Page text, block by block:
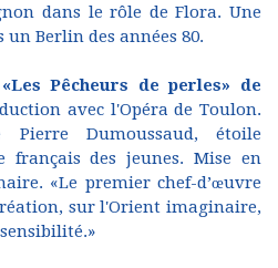
dans le rôle de Flora. Une
Berlin des années 80.
Pêcheurs de perles» de
avec l'Opéra de Toulon.
Pierre Dumoussaud, étoile
français des jeunes. Mise en
«Le premier chef-d’œuvre
sur l'Orient imaginaire,